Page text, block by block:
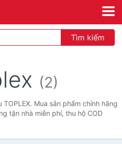
Tìm kiếm
(2)
Mua sản phẩm chính hãng
tận nhà miễn phí, thu hộ COD